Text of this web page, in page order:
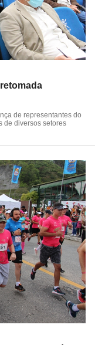
de representantes do
de diversos setores